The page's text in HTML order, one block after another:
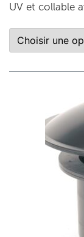
UV et collable